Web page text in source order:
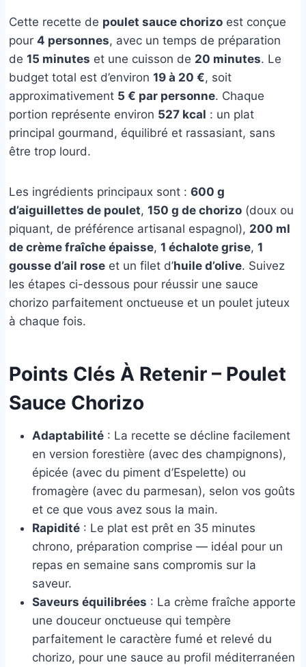
Cette recette de poulet sauce chorizo est conçue
pour 4 personnes, avec un temps de préparation
de 15 minutes et une cuisson de 20 minutes. Le
budget total est d’environ 19 à 20 €, soit
approximativement 5 € par personne. Chaque
portion représente environ 527 kcal : un plat
principal gourmand, équilibré et rassasiant, sans
être trop lourd.
Les ingrédients principaux sont : 600 g
d’aiguillettes de poulet, 150 g de chorizo (doux ou
piquant, de préférence artisanal espagnol), 200 ml
de crème fraîche épaisse, 1 échalote grise, 1
gousse d’ail rose et un filet d’huile d’olive. Suivez
les étapes ci-dessous pour réussir une sauce
chorizo parfaitement onctueuse et un poulet juteux
à chaque fois.
Points Clés À Retenir – Poulet
Sauce Chorizo
Adaptabilité : La recette se décline facilement
en version forestière (avec des champignons),
épicée (avec du piment d’Espelette) ou
fromagère (avec du parmesan), selon vos goûts
et ce que vous avez sous la main.
Rapidité : Le plat est prêt en 35 minutes
chrono, préparation comprise — idéal pour un
repas en semaine sans compromis sur la
saveur.
Saveurs équilibrées : La crème fraîche apporte
une douceur onctueuse qui tempère
parfaitement le caractère fumé et relevé du
chorizo, pour une sauce au profil méditerranéen